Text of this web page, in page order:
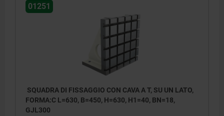
01251
SQUADRA DI FISSAGGIO CON CAVA A T, SU UN LATO,
FORMA:C L=630, B=450, H=630, H1=40, BN=18,
GJL300